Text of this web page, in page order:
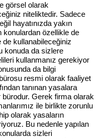
görsel olarak
niteliktedir. Sadece
hayatınızda yakın
özellikle de
de kullanabileceğiniz
konuda da sizlere
kullanmanız gerekiyor
da bilgi
resmi olarak faaliyet
tanınan yasalara
Gerek firma olarak
ile birlikte zorunlu
olarak yasaların
Bu nedenle yapılan
sizleri